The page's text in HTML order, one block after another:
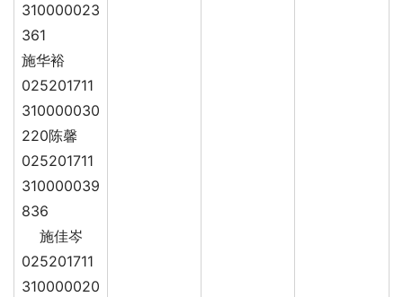
310000023
361
施华裕
025201711
310000030
220陈馨
025201711
310000039
836
施佳岑
025201711
310000020